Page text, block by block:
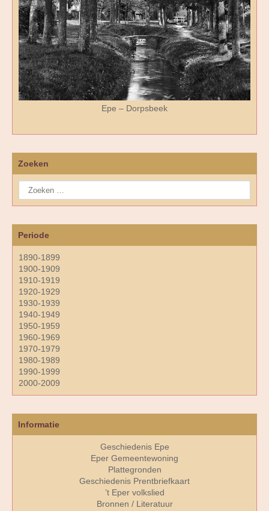
Epe – Dorpsbeek
Zoeken
Periode
1890-1899
1900-1909
1910-1919
1920-1929
1930-1939
1940-1949
1950-1959
1960-1969
1970-1979
1980-1989
1990-1999
2000-2009
Informatie
Geschiedenis Epe
Eper Gemeentewoning
Plattegronden
Geschiedenis Prentbriefkaart
’t Eper volkslied
Bronnen / Literatuur